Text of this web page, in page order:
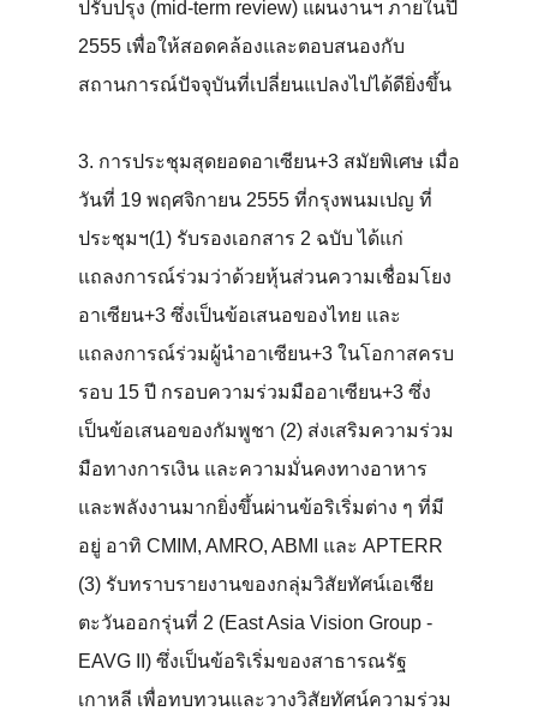
ปรับปรุง (mid-term review) แผนงานฯ ภายในปี
2555 เพื่อให้สอดคล้องและตอบสนองกับ
สถานการณ์ปัจจุบันที่เปลี่ยนแปลงไปได้ดียิ่งขึ้น
3. การประชุมสุดยอดอาเซียน+3 สมัยพิเศษ เมื่อ
วันที่ 19 พฤศจิกายน 2555 ที่กรุงพนมเปญ ที่
ประชุมฯ(1) รับรองเอกสาร 2 ฉบับ ได้แก่
แถลงการณ์ร่วมว่าด้วยหุ้นส่วนความเชื่อมโยง
อาเซียน+3 ซึ่งเป็นข้อเสนอของไทย และ
แถลงการณ์ร่วมผู้นำอาเซียน+3 ในโอกาสครบ
รอบ 15 ปี กรอบความร่วมมืออาเซียน+3 ซึ่ง
เป็นข้อเสนอของกัมพูชา (2) ส่งเสริมความร่วม
มือทางการเงิน และความมั่นคงทางอาหาร
และพลังงานมากยิ่งขึ้นผ่านข้อริเริ่มต่าง ๆ ที่มี
อยู่ อาทิ CMIM, AMRO, ABMI และ APTERR
(3) รับทราบรายงานของกลุ่มวิสัยทัศน์เอเชีย
ตะวันออกรุ่นที่ 2 (East Asia Vision Group -
EAVG II) ซึ่งเป็นข้อริเริ่มของสาธารณรัฐ
เกาหลี เพื่อทบทวนและวางวิสัยทัศน์ความร่วม